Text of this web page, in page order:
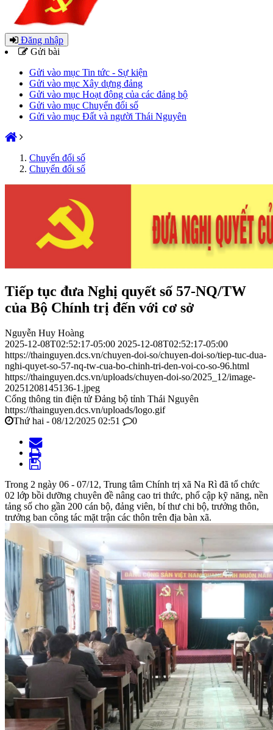
Đăng nhập
Gửi bài
Gửi vào mục Tin tức - Sự kiện
Gửi vào mục Xây dựng đảng
Gửi vào mục Hoạt động của các đảng bộ
Gửi vào mục Chuyển đổi số
Gửi vào mục Đất và người Thái Nguyên
Chuyển đổi số
Chuyển đổi số
Tiếp tục đưa Nghị quyết số 57-NQ/TW
của Bộ Chính trị đến với cơ sở
Nguyễn Huy Hoàng
2025-12-08T02:52:17-05:00 2025-12-08T02:52:17-05:00
https://thainguyen.dcs.vn/chuyen-doi-so/chuyen-doi-so/tiep-tuc-dua-
nghi-quyet-so-57-nq-tw-cua-bo-chinh-tri-den-voi-co-so-96.html
https://thainguyen.dcs.vn/uploads/chuyen-doi-so/2025_12/image-
20251208145136-1.jpeg
Cổng thông tin điện tử Đảng bộ tỉnh Thái Nguyên
https://thainguyen.dcs.vn/uploads/logo.gif
Thứ hai - 08/12/2025 02:51
0
Trong 2 ngày 06 - 07/12, Trung tâm Chính trị xã Na Rì đã tổ chức
02 lớp bồi dưỡng chuyên đề nâng cao tri thức, phổ cập kỹ năng, nền
tảng số cho gần 200 cán bộ, đảng viên, bí thư chi bộ, trưởng thôn,
trưởng ban công tác mặt trận các thôn trên địa bàn xã.